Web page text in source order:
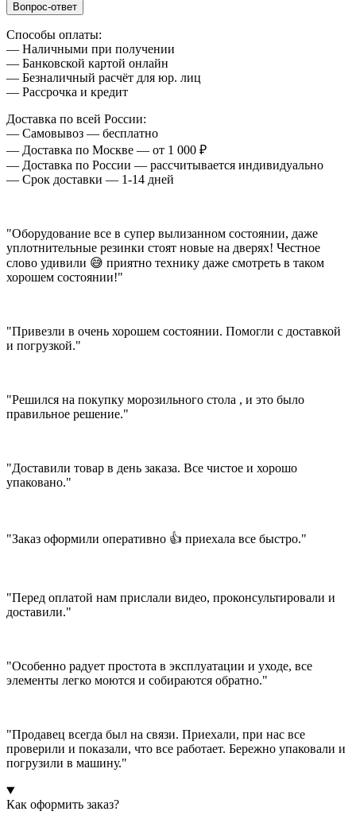
Вопрос-ответ
Способы оплаты:
— Наличными при получении
— Банковской картой онлайн
— Безналичный расчёт для юр. лиц
— Рассрочка и кредит
Доставка по всей России:
— Самовывоз — бесплатно
— Доставка по Москве — от 1 000 ₽
— Доставка по России — рассчитывается индивидуально
— Срок доставки — 1-14 дней
"Оборудование все в супер вылизанном состоянии, даже
уплотнительные резинки стоят новые на дверях! Честное
слово удивили 😅 приятно технику даже смотреть в таком
хорошем состоянии!"
"Привезли в очень хорошем состоянии. Помогли с доставкой
и погрузкой."
"Решился на покупку морозильного стола , и это было
правильное решение."
"Доставили товар в день заказа. Все чистое и хорошо
упаковано."
"Заказ оформили оперативно 👍 приехала все быстро."
"Перед оплатой нам прислали видео, проконсультировали и
доставили."
"Особенно радует простота в эксплуатации и уходе, все
элементы легко моются и собираются обратно."
"Продавец всегда был на связи. Приехали, при нас все
проверили и показали, что все работает. Бережно упаковали и
погрузили в машину."
Как оформить заказ?